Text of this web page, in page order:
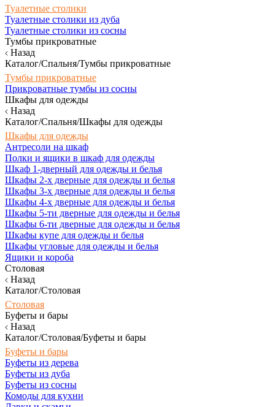
Туалетные столики
Туалетные столики из дуба
Туалетные столики из сосны
Тумбы прикроватные
Назад
Каталог/Спальня/Тумбы прикроватные
Тумбы прикроватные
Прикроватные тумбы из сосны
Шкафы для одежды
Назад
Каталог/Спальня/Шкафы для одежды
Шкафы для одежды
Антресоли на шкаф
Полки и ящики в шкаф для одежды
Шкаф 1-дверный для одежды и белья
Шкафы 2-х дверные для одежды и белья
Шкафы 3-х дверные для одежды и белья
Шкафы 4-х дверные для одежды и белья
Шкафы 5-ти дверные для одежды и белья
Шкафы 6-ти дверные для одежды и белья
Шкафы купе для одежды и белья
Шкафы угловые для одежды и белья
Ящики и короба
Столовая
Назад
Каталог/Столовая
Столовая
Буфеты и бары
Назад
Каталог/Столовая/Буфеты и бары
Буфеты и бары
Буфеты из дерева
Буфеты из дуба
Буфеты из сосны
Комоды для кухни